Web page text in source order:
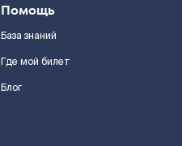
Помощь
База знаний
Где мой билет
Блог